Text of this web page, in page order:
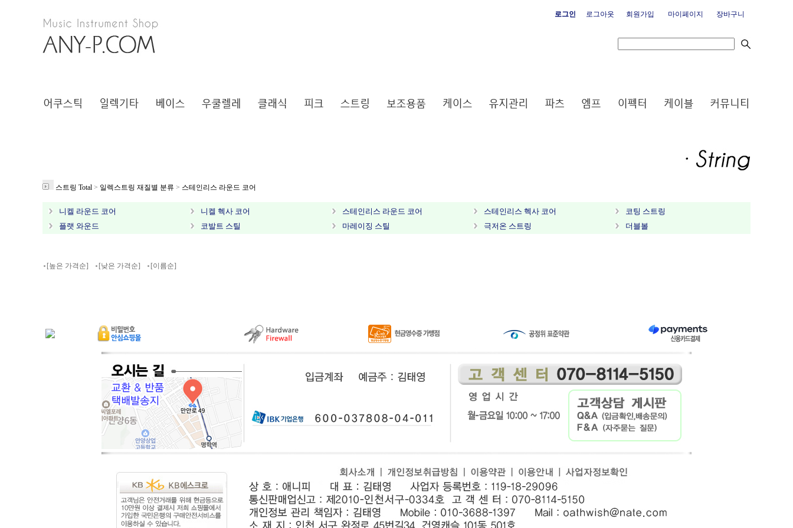
로그인 로그아웃 회원가입 마이페이지 장바구니
스트링 Total > 일렉스트링 재질별 분류 > 스테인리스 라운드 코어
니켈 라운드 코어 니켈 헥사 코어 스테인리스 라운드 코어 스테인리스 헥사 코어
코팅 스트링
플랫 와운드
코발트 스틸 마레이징 스틸 극저온 스트링 더블볼
[높은 가격순] [낮은 가격순] [이름순]